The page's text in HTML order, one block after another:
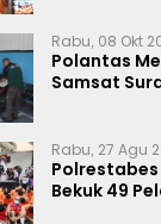
Rabu, 08 Okt
Polantas
Samsat
Rabu, 27 Agu
Bekuk 49